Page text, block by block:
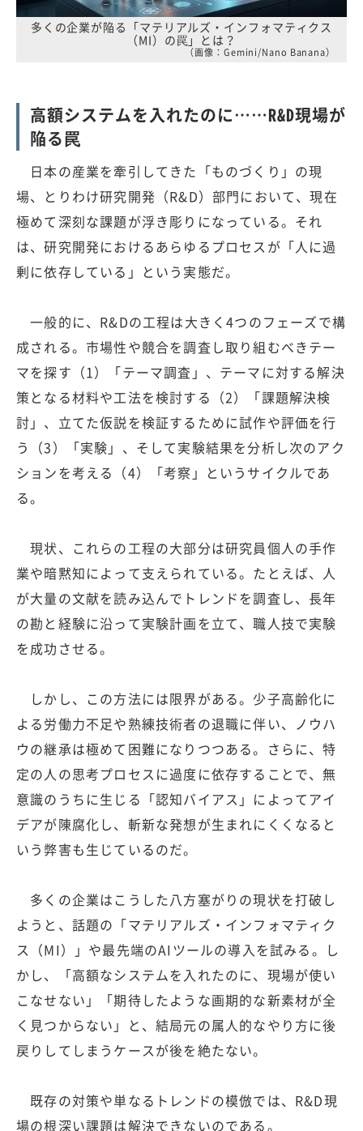
多くの企業が陥る「マテリアルズ・インフォマティクス
（MI）の罠」とは？
（画像：Gemini/Nano Banana）
高額システムを入れたのに……R&D現場が
陥る罠
日本の産業を牽引してきた「ものづくり」の現
場、とりわけ研究開発（R&D）部門において、現在
極めて深刻な課題が浮き彫りになっている。それ
は、研究開発におけるあらゆるプロセスが「人に過
剰に依存している」という実態だ。
一般的に、R&Dの工程は大きく4つのフェーズで構
成される。市場性や競合を調査し取り組むべきテー
マを探す（1）「テーマ調査」、テーマに対する解決
策となる材料や工法を検討する（2）「課題解決検
討」、立てた仮説を検証するために試作や評価を行
う（3）「実験」、そして実験結果を分析し次のアク
ションを考える（4）「考察」というサイクルであ
る。
現状、これらの工程の大部分は研究員個人の手作
業や暗黙知によって支えられている。たとえば、人
が大量の文献を読み込んでトレンドを調査し、長年
の勘と経験に沿って実験計画を立て、職人技で実験
を成功させる。
しかし、この方法には限界がある。少子高齢化に
よる労働力不足や熟練技術者の退職に伴い、ノウハ
ウの継承は極めて困難になりつつある。さらに、特
定の人の思考プロセスに過度に依存することで、無
意識のうちに生じる「認知バイアス」によってアイ
デアが陳腐化し、斬新な発想が生まれにくくなると
いう弊害も生じているのだ。
多くの企業はこうした八方塞がりの現状を打破し
ようと、話題の「マテリアルズ・インフォマティク
ス（MI）」や最先端のAIツールの導入を試みる。し
かし、「高額なシステムを入れたのに、現場が使い
こなせない」「期待したような画期的な新素材が全
く見つからない」と、結局元の属人的なやり方に後
戻りしてしまうケースが後を絶たない。
既存の対策や単なるトレンドの模倣では、R&D現
場の根深い課題は解決できないのである。